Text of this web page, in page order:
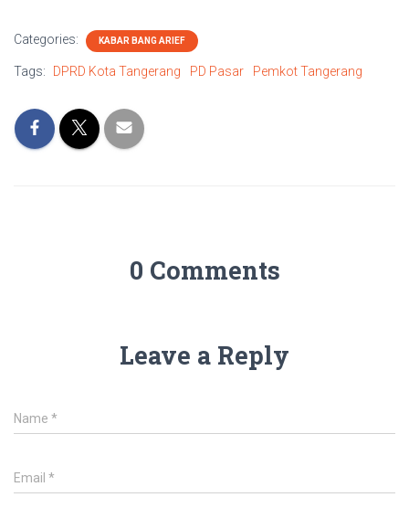
Categories: KABAR BANG ARIEF
Tags: DPRD Kota Tangerang PD Pasar Pemkot Tangerang
0 Comments
Leave a Reply
Name *
Email *